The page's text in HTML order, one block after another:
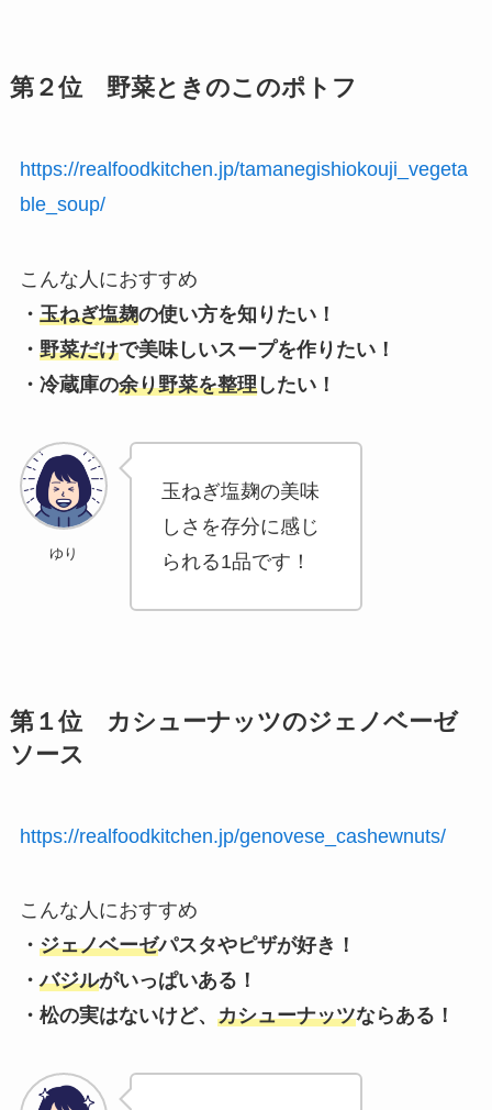
第２位 野菜ときのこのポトフ
https://realfoodkitchen.jp/tamanegishiokouji_vegeta
ble_soup/
こんな人におすすめ
・ 玉ねぎ塩麹の使い方を知りたい！
・ 野菜だけで美味しいスープを作りたい！
・冷蔵庫の余り野菜を整理したい！
ゆり
玉ねぎ塩麹の美味
しさを存分に感じ
られる1品です！
第１位 カシューナッツのジェノベーゼ
ソース
https://realfoodkitchen.jp/genovese_cashewnuts/
こんな人におすすめ
・ ジェノベーゼパスタやピザが好き！
・バジルがいっぱいある！
・松の実はないけど、 カシューナッツならある！